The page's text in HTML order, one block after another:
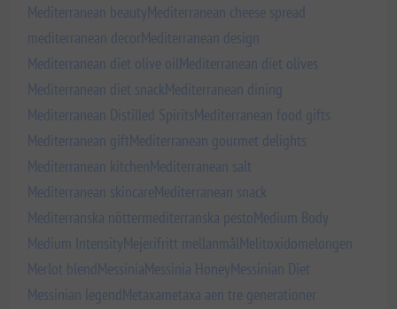
Mediterranean beautyMediterranean cheese spread
mediterranean decorMediterranean design
Mediterranean diet olive oilMediterranean diet olives
Mediterranean diet snackMediterranean dining
Mediterranean Distilled SpiritsMediterranean food gifts
Mediterranean giftMediterranean gourmet delights
Mediterranean kitchenMediterranean salt
Mediterranean skincareMediterranean snack
Mediterranska nöttermediterranska pestoMedium Body
Medium IntensityMejerifritt mellanmålMelitoxidomelongen
Merlot blendMessiniaMessinia HoneyMessinian Diet
Messinian legendMetaxametaxa aen tre generationer